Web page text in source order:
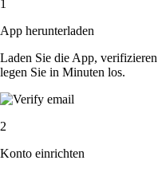
1
App herunterladen
Laden Sie die App,
legen Sie in Minuten los.
2
Konto einrichten